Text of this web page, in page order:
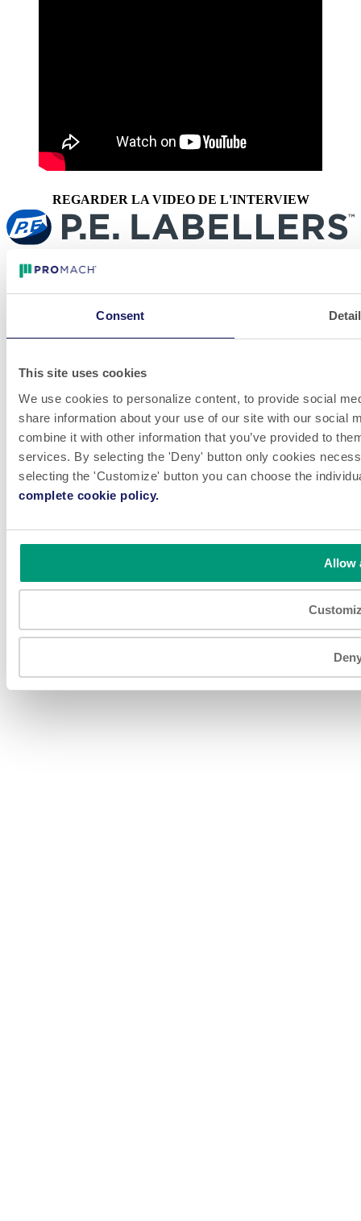
Consent
This site uses cookies
We use cookies to personalize content, to provide social
share information about your use of our site with our social
combine it with other information that you’ve provided to
services. By selecting the 'Deny' button only cookies
selecting the 'Customize' button you can choose the
complete cookie policy.
Allow
REGARDER LA VIDEO DE L'INTERVIEW
LinkedIn
Whistleblowing
P.E. Labellers propose des étiqueteuses automatiques performantes,
flexibles et personnalisables, basées sur l’innovation en matière de
production de clients du monde entier, présents sur de nombreux
Venez travailler avec nous! Nous sommes toujours à la
recherche de grands talents pour rejoindre nos équipes.
VOIR LES OFFRES D'EMPLOI
Clause de non-responsabilité et politique de confidentialité
Information sur le site
© 2026 P.E. LABELLERS S.p.A a socio unico Via Industria,